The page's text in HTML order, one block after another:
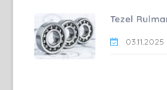
Tezel